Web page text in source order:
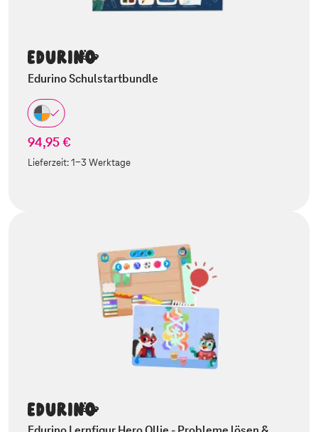
Edurino Schulstartbundle
94,95 €
Lieferzeit:1-3 Werktage